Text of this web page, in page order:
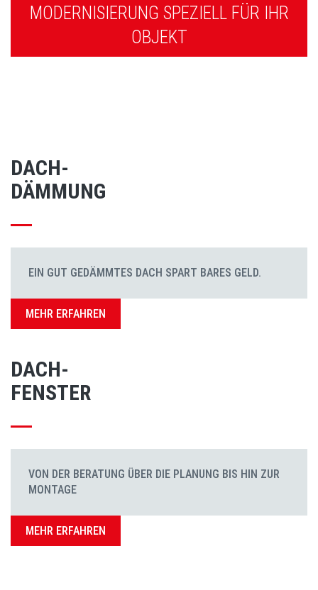
MODERNISIERUNG SPEZIELL FÜR IHR
OBJEKT
DACH-
DÄMMUNG
EIN GUT GEDÄMMTES DACH SPART BARES GELD.
MEHR ERFAHREN
DACH-
FENSTER
VON DER BERATUNG ÜBER DIE PLANUNG BIS HIN ZUR
MONTAGE
MEHR ERFAHREN